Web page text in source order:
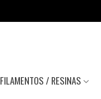
FILAMENTOS / RESINAS